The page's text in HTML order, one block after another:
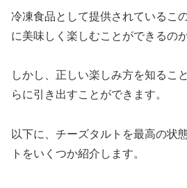
冷凍食品として提供されているこ
に美味しく楽しむことができるの
しかし、正しい楽しみ方を知るこ
らに引き出すことができます。
以下に、チーズタルトを最高の状
トをいくつか紹介します。